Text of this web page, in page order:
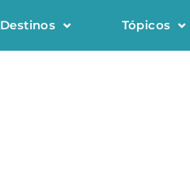
Destinos Tópicos